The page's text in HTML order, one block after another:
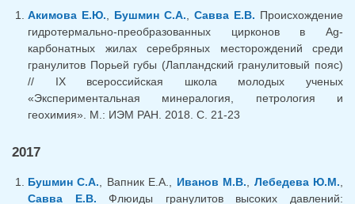
Акимова Е.Ю. Бушмин С.А. Савва Е.В. Происхождение
гидротермально-преобразованных цирконов в Ag-
карбонатных жилах серебряных месторождений среди
гранулитов Порьей губы (Лапландский гранулитовый пояс)
// IX всероссийская школа молодых ученых
«Экспериментальная минералогия, петрология и
геохимия». М.: ИЭМ РАН. 2018. С. 21-23
2017
Бушмин С.А. , Вапник Е.А., Иванов М.В. Лебедева Ю.М.
Савва Е.В. Флюиды гранулитов высоких давлений: